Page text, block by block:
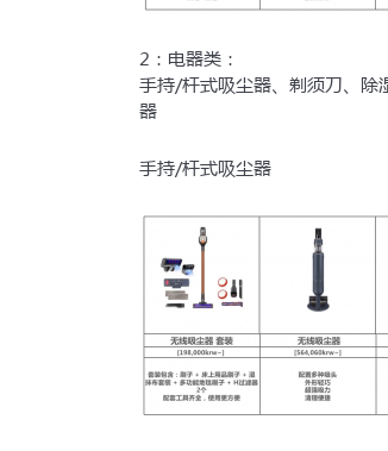
2：电器类：
手持/杆式吸尘器、剃须刀、除
器
手持/杆式吸尘器